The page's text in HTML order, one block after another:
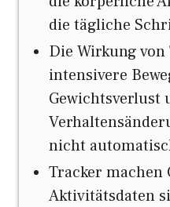
die tägliche
Die Wirkung
intensivere
Gewichtsverlust
nicht
Tracker machen
Aktivitätsdaten